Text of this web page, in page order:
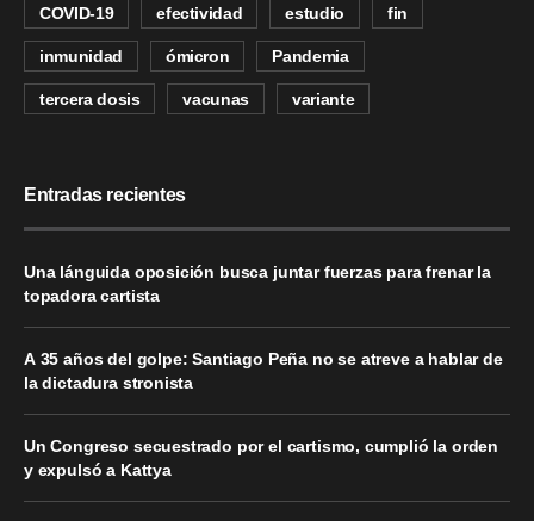
COVID-19 efectividad estudio fin
inmunidad ómicron Pandemia
tercera dosis vacunas variante
Entradas recientes
Una lánguida oposición busca juntar fuerzas para frenar la
topadora cartista
A 35 años del golpe: Santiago Peña no se atreve a hablar de
la dictadura stronista
Un Congreso secuestrado por el cartismo, cumplió la orden
y expulsó a Kattya